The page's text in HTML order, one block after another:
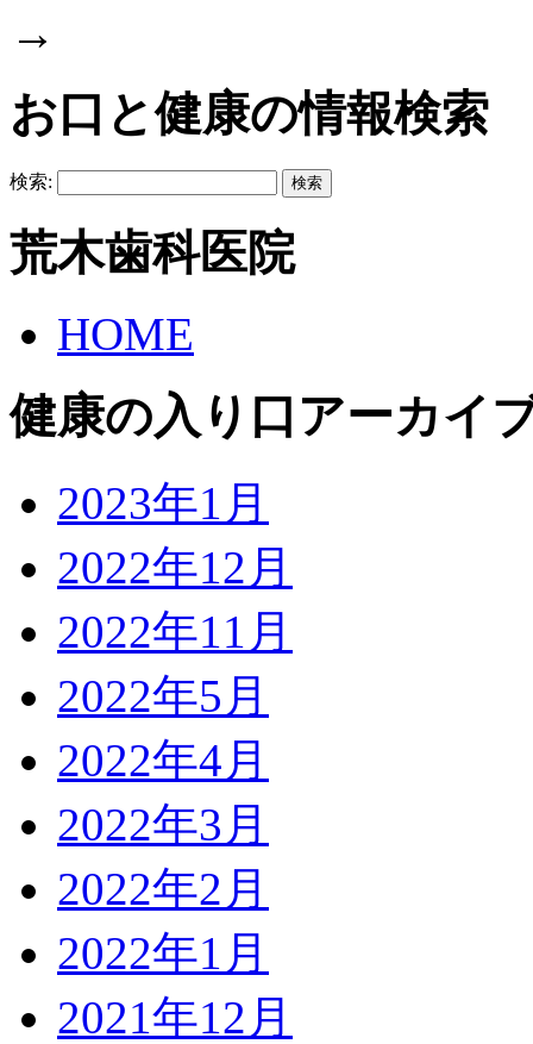
→
お口と健康の情報検索
検索:
荒木歯科医院
HOME
健康の入り口アーカイ
2023年1月
2022年12月
2022年11月
2022年5月
2022年4月
2022年3月
2022年2月
2022年1月
2021年12月